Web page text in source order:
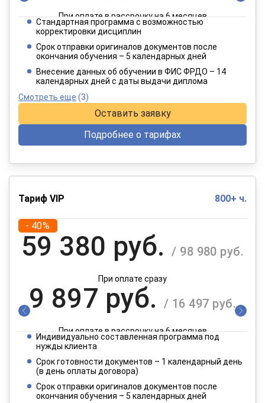
При оплате в рассрочку на 6 месяцев
3 849 руб.
При оплате в рассрочку на 12 месяцев
Стандартная программа с возможностью
корректировки дисциплин
Срок отправки оригиналов документов после
окончания обучения – 5 календарных дней
Внесение данных об обучении в ФИС ФРДО – 14
календарных дней с даты выдачи диплома
Смотреть еще (3)
Оставить заявку
Подробнее о тарифах
Тариф VIP 800+ ч.
- 40%
59 380 руб. / 98 980 руб.
При оплате сразу
9 897 руб. / 16 497 руб.
При оплате в рассрочку на 6 месяцев
4 949 руб. / 8 249 руб.
При оплате в рассрочку на 12 месяцев
Индивидуально составленная программа под
нужды клиента
Срок готовности документов – 1 календарный день
(в день оплаты договора)
Срок отправки оригиналов документов после
окончания обучения – 5 календарных дней